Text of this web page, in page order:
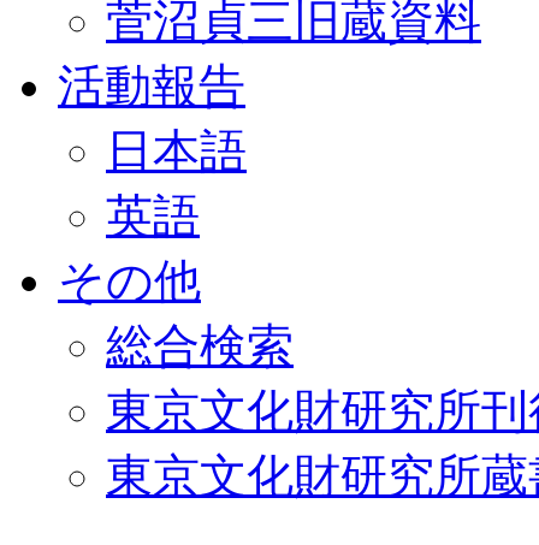
菅沼貞三旧蔵資料
活動報告
日本語
英語
その他
総合検索
東京文化財研究所
東京文化財研究所